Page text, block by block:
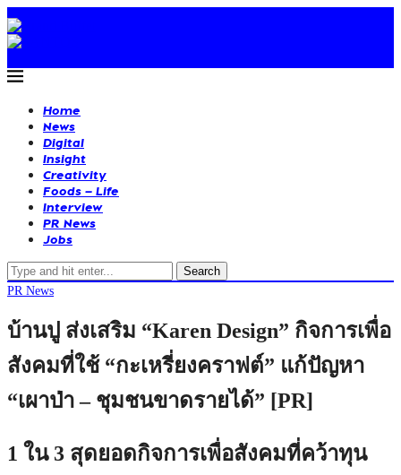
Home
News
Digital
Insight
Creativity
Foods – Life
Interview
PR News
Jobs
Search
PR News
บ้านปู ส่งเสริม “Karen Design” กิจการเพื่อ
สังคมที่ใช้ “กะเหรี่ยงคราฟต์” แก้ปัญหา
“เผาป่า – ชุมชนขาดรายได้” [PR]
1 ใน 3 สุดยอดกิจการเพื่อสังคมที่คว้าทุน